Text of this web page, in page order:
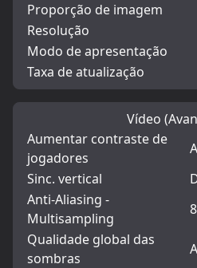
Proporção de imagem
Resolução
Modo de apresentação
Taxa de atualização
Vídeo
Aumentar contraste de
jogadores
Sinc. vertical
Anti-Aliasing -
Multisampling
Qualidade global das
sombras